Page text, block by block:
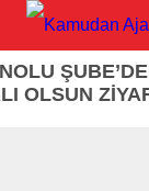
OLSUN